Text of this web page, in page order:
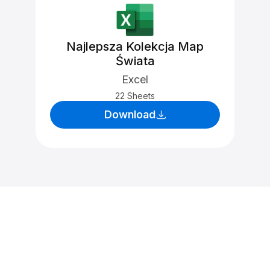
Najlepsza Kolekcja Map
Świata
Excel
22 Sheets
Download